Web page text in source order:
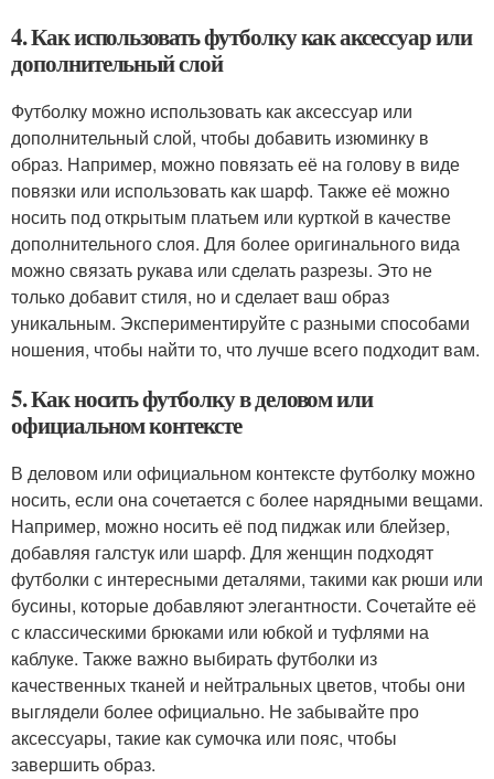
4. Как использовать футболку как аксессуар или
дополнительный слой
Футболку можно использовать как аксессуар или
дополнительный слой, чтобы добавить изюминку в
образ. Например, можно повязать её на голову в виде
повязки или использовать как шарф. Также её можно
носить под открытым платьем или курткой в качестве
дополнительного слоя. Для более оригинального вида
можно связать рукава или сделать разрезы. Это не
только добавит стиля, но и сделает ваш образ
уникальным. Экспериментируйте с разными способами
ношения, чтобы найти то, что лучше всего подходит вам.
5. Как носить футболку в деловом или
официальном контексте
В деловом или официальном контексте футболку можно
носить, если она сочетается с более нарядными вещами.
Например, можно носить её под пиджак или блейзер,
добавляя галстук или шарф. Для женщин подходят
футболки с интересными деталями, такими как рюши или
бусины, которые добавляют элегантности. Сочетайте её
с классическими брюками или юбкой и туфлями на
каблуке. Также важно выбирать футболки из
качественных тканей и нейтральных цветов, чтобы они
выглядели более официально. Не забывайте про
аксессуары, такие как сумочка или пояс, чтобы
завершить образ.